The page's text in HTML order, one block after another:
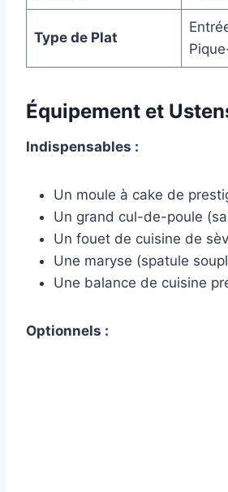
Type de Plat
Équipement et
Indispensables :
Un moule à cake de
Un grand cul-de-poule
Un fouet de cuisine de
Une maryse (spatule
Une balance de cuisine
Optionnels :